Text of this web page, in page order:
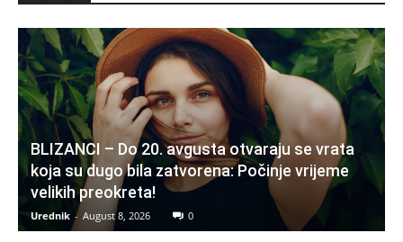
BLIZANCI – Do 20. avgusta otvaraju se vrata
koja su dugo bila zatvorena: Počinje vrijeme
velikih preokreta!
Urednik - August 8, 2026 0